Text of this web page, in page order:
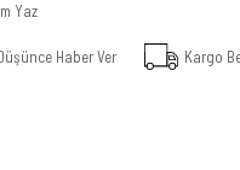
Yaz
Haber Ver Kargo